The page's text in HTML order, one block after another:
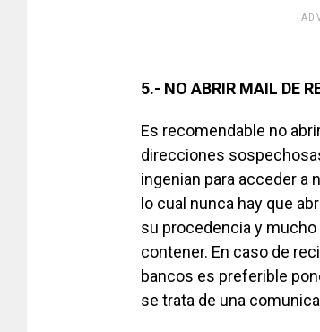
5.- NO ABRIR MAIL DE
Es recomendable no
direcciones
ingenian para acceder
lo cual nunca hay que
su procedencia y
contener. En caso de
bancos es preferible
se trata de una